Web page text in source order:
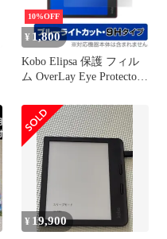
10%OFF
¥ 1,800
Kobo Elipsa 保護 フィル
ム OverLay Eye Protector
護 9H 高硬度 ブルーライ
トカット 楽天 kobo コボ
¥ 19,900